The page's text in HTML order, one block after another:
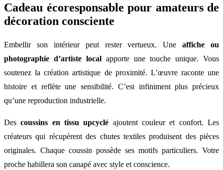
Cadeau écoresponsable pour amateurs de
décoration consciente
Embellir son intérieur peut rester vertueux. Uneaffiche ou
photographie d’artiste local apporte une touche unique. Vous
soutenez la création artistique de proximité. L’œuvre raconte une
histoire et reflète une sensibilité. C’est infiniment plus précieux
qu’une reproduction industrielle.
Descoussins en tissu upcyclé ajoutent couleur et confort. Les
créateurs qui récupèrent des chutes textiles produisent des pièces
originales. Chaque coussin possède ses motifs particuliers. Votre
proche habillera son canapé avec style et conscience.